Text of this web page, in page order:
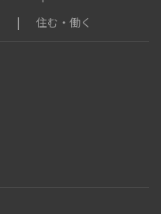
住む・働く